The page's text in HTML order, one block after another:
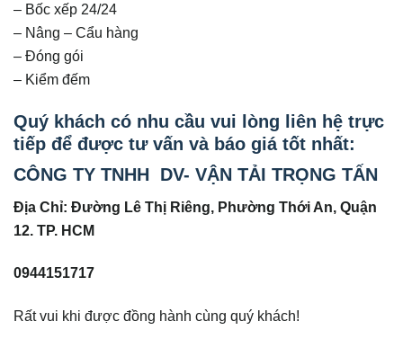
– Bốc xếp 24/24
– Nâng – Cẩu hàng
– Đóng gói
– Kiểm đếm
Quý khách có nhu cầu vui lòng liên hệ trực
tiếp để được tư vấn và báo giá tốt nhất:
CÔNG TY TNHH DV- VẬN TẢI TRỌNG TẤN
Địa Chỉ: Đường Lê Thị Riêng, Phường Thới An, Quận
12. TP. HCM
0944151717
Rất vui khi được đồng hành cùng quý khách!